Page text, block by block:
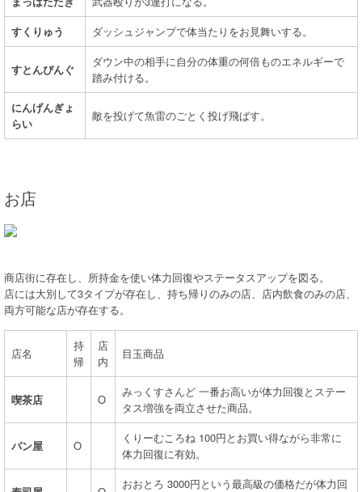
すくりゅう
ダッシュジャンプで体当たりをお見舞いする。
すとんぴんぐ
ダウン中の相手に自分の体重の何倍ものエネルギーで
踏み付ける。
にんげんぎょ
らい
敵を投げて魚雷のごとく投げ飛ばす。
お店
商店街に存在し、所持金を使い体力回復やステータスアップを図る。
店には大別して3タイプが存在し、持ち帰りのみの店、店内飲食のみの店、
両方可能な店が存在する。
店名
持
帰
店
内
目玉商品
喫茶店 O
みっくすさんど 一番お高いが体力回復とステー
タス増強を両立させた商品。
パン屋 O
くりーむころね 100円とお買い得ながら非常に
体力回復に有効。
おおとろ 3000円という最高級の価格だが体力回